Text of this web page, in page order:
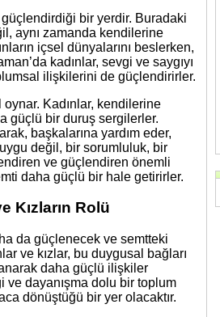
güçlendirdiği bir yerdir. Buradaki
aynı zamanda kendilerine
içsel dünyalarını beslerken,
kadınlar, sevgi ve saygıyı
ilişkilerini de güçlendirirler.
Kadınlar, kendilerine
güçlü bir duruş sergilerler.
başkalarına yardım eder,
değil, bir sorumluluk, bir
ve güçlendiren önemli
daha güçlü bir hale getirirler.
Kızların Rolü
da güçlenecek ve semtteki
ve kızlar, bu duygusal bağları
daha güçlü ilişkiler
ve dayanışma dolu bir toplum
dönüştüğü bir yer olacaktır.